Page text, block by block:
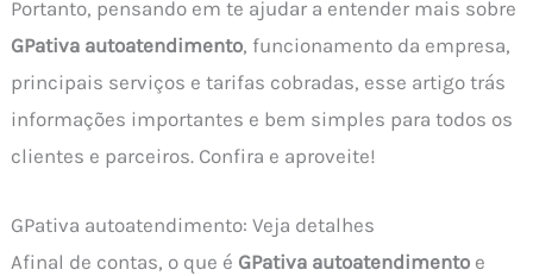
Portanto, pensando em te ajudar a entender mais sobre
GPativa autoatendimento, funcionamento da empresa,
principais serviços e tarifas cobradas, esse artigo trás
informações importantes e bem simples para todos os
clientes e parceiros. Confira e aproveite!
GPativa autoatendimento: Veja detalhes
Afinal de contas, o que é GPativa autoatendimento e